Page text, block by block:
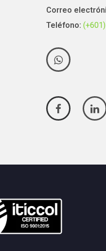
Correo
Teléfono: